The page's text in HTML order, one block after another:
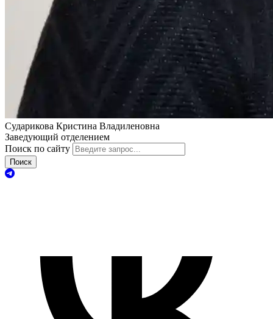
Сударикова Кристина Владиленовна
Заведующий отделением
Поиск по сайту
Поиск